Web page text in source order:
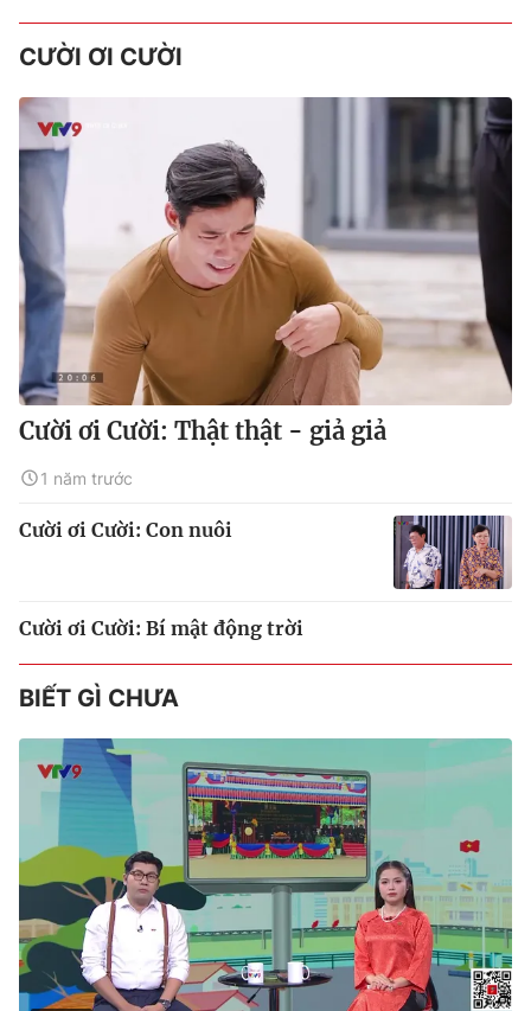
CƯỜI ƠI CƯỜI
Cười ơi Cười: Thật thật - giả giả
1 năm trước
Cười ơi Cười: Con nuôi
Cười ơi Cười: Bí mật động trời
BIẾT GÌ CHƯA